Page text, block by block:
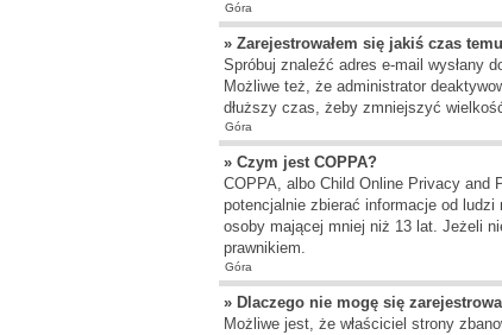
Góra
» Zarejestrowałem się jakiś czas
Spróbuj znaleźć adres e-mail wysłany
Możliwe też, że administrator
dłuższy czas, żeby zmniejszyć
Góra
» Czym jest COPPA?
COPPA, albo Child Online Privacy and
potencjalnie zbierać informacje od
osoby mającej mniej niż 13 lat. Jeżeli
prawnikiem.
Góra
» Dlaczego nie mogę się
Możliwe jest, że właściciel strony